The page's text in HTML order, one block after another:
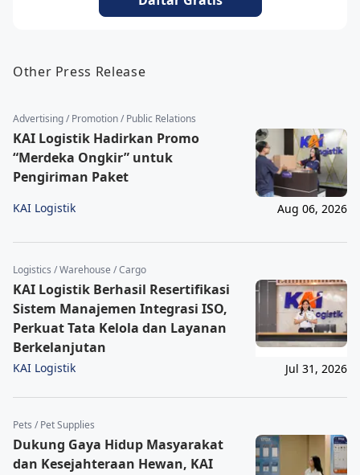
Other Press Release
Advertising / Promotion / Public Relations
KAI Logistik Hadirkan Promo
“Merdeka Ongkir” untuk
Pengiriman Paket
KAI Logistik Aug 06, 2026
Logistics / Warehouse / Cargo
KAI Logistik Berhasil Resertifikasi
Sistem Manajemen Integrasi ISO,
Perkuat Tata Kelola dan Layanan
Berkelanjutan
KAI Logistik Jul 31, 2026
Pets / Pet Supplies
Dukung Gaya Hidup Masyarakat
dan Kesejahteraan Hewan, KAI